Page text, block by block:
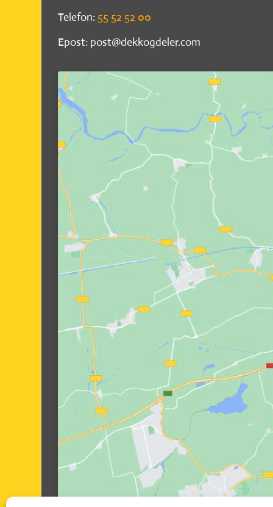
Telefon: 55 52 52 00
Epost: post@dekkogdeler.com